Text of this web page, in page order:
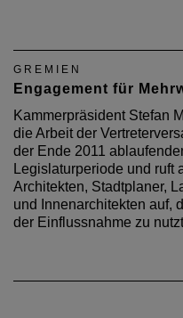
GREMIEN
Engagement für
Kammerpräsident Stefan
die Arbeit der
der Ende 2011
Legislaturperiode und ruft
Architekten, Stadtplaner,
und Innenarchitekten auf,
der Einflussnahme zu